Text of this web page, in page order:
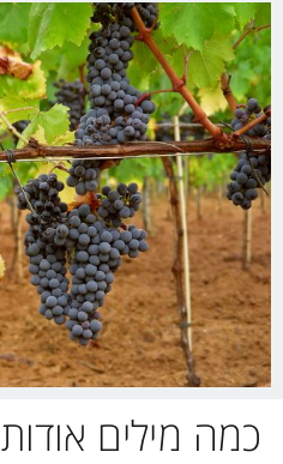
כמה מילים אודות